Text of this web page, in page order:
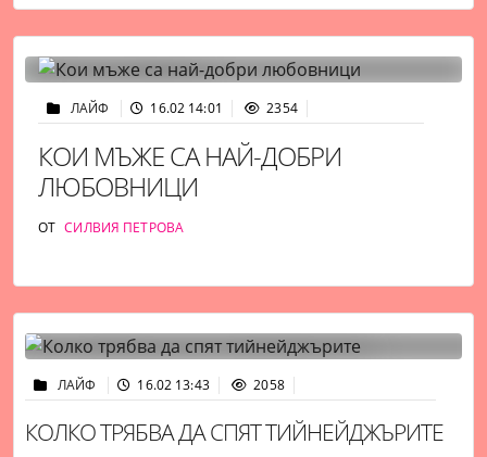
ЛАЙФ 16.02 14:01 2354
КОИ МЪЖЕ СА НАЙ-ДОБРИ
ЛЮБОВНИЦИ
ОТ СИЛВИЯ ПЕТРОВА
ЛАЙФ 16.02 13:43 2058
КОЛКО ТРЯБВА ДА СПЯТ ТИЙНЕЙДЖЪРИТЕ